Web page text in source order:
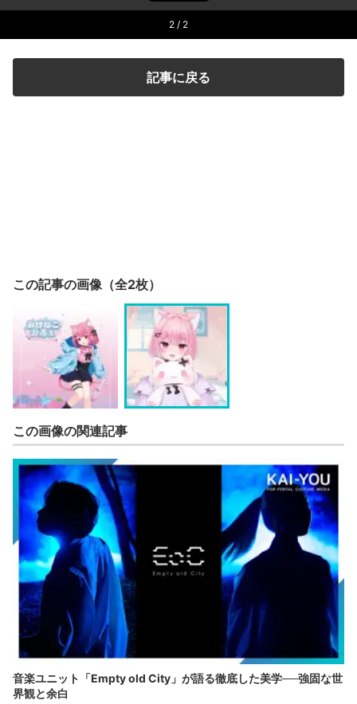
2 / 2
記事に戻る
この記事の画像（全2枚）
この画像の関連記事
音楽ユニット「Empty old City」が語る徹底した美学──強固な世
界観と余白